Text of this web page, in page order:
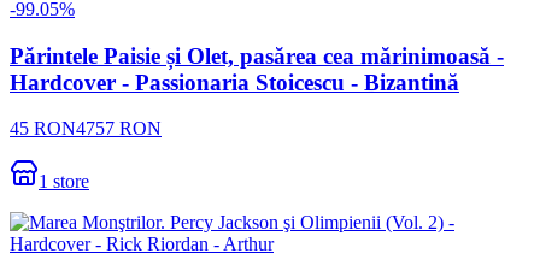
-99.05%
Părintele Paisie și Olet, pasărea cea mărinimoasă -
Hardcover - Passionaria Stoicescu - Bizantină
45 RON4757 RON
1 store